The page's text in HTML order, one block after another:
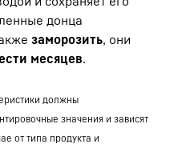
донца
заморозить, они
месяцев.
должны
значения и зависят
от типа продукта и